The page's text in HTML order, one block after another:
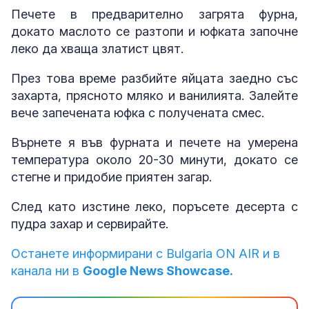
Печете в предварително загрята фурна,
докато маслото се разтопи и юфката започне
леко да хваща златист цвят.
През това време разбийте яйцата заедно със
захарта, прясното мляко и ванилията. Залейте
вече запечената юфка с получената смес.
Върнете я във фурната и печете на умерена
температура около 20-30 минути, докато се
стегне и придобие приятен загар.
След като изстине леко, поръсете десерта с
пудра захар и сервирайте.
Останете информирани с Bulgaria ON AIR и в
канала ни в Google News Showcase.